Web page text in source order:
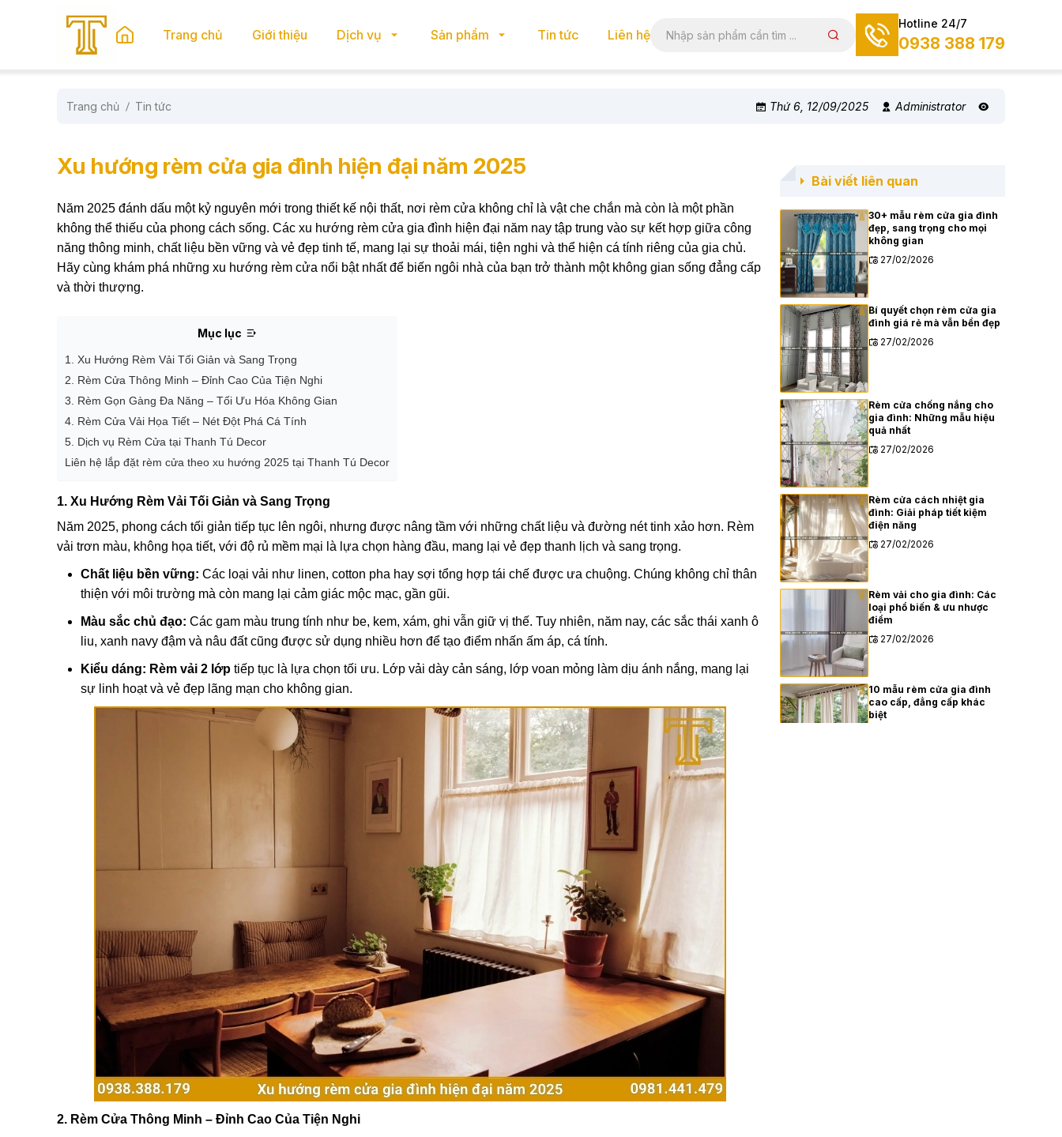
Trang chủ Giới thiệu Dịch vụ Sản phẩm Tin tức Liên hệ
Hotline 24/7
0938 388 179
Trang chủ Tin tức Thứ 6, 12/09/2025 Administrator
Xu hướng rèm cửa gia đình hiện đại năm 2025
Năm 2025 đánh dấu một kỷ nguyên mới trong thiết kế nội thất, nơi rèm cửa không chỉ là vật che chắn mà còn là một phần
không thể thiếu của phong cách sống. Các xu hướng rèm cửa gia đình hiện đại năm nay tập trung vào sự kết hợp giữa công
năng thông minh, chất liệu bền vững và vẻ đẹp tinh tế, mang lại sự thoải mái, tiện nghi và thể hiện cá tính riêng của gia chủ.
Hãy cùng khám phá những xu hướng rèm cửa nổi bật nhất để biến ngôi nhà của bạn trở thành một không gian sống đẳng cấp
và thời thượng.
Mục lục
1. Xu Hướng Rèm Vải Tối Giản và Sang Trọng
2. Rèm Cửa Thông Minh – Đỉnh Cao Của Tiện Nghi
3. Rèm Gọn Gàng Đa Năng – Tối Ưu Hóa Không Gian
4. Rèm Cửa Vải Họa Tiết – Nét Đột Phá Cá Tính
5. Dịch vụ Rèm Cửa tại Thanh Tú Decor
Liên hệ lắp đặt rèm cửa theo xu hướng 2025 tại Thanh Tú Decor
1. Xu Hướng Rèm Vải Tối Giản và Sang Trọng
Năm 2025, phong cách tối giản tiếp tục lên ngôi, nhưng được nâng tầm với những chất liệu và đường nét tinh xảo hơn. Rèm
vải trơn màu, không họa tiết, với độ rủ mềm mại là lựa chọn hàng đầu, mang lại vẻ đẹp thanh lịch và sang trọng.
Chất liệu bền vững: Các loại vải như linen, cotton pha hay sợi tổng hợp tái chế được ưa chuộng. Chúng không chỉ thân
thiện với môi trường mà còn mang lại cảm giác mộc mạc, gần gũi.
Màu sắc chủ đạo: Các gam màu trung tính như be, kem, xám, ghi vẫn giữ vị thế. Tuy nhiên, năm nay, các sắc thái xanh ô
liu, xanh navy đậm và nâu đất cũng được sử dụng nhiều hơn để tạo điểm nhấn ấm áp, cá tính.
Kiểu dáng: Rèm vải 2 lớp tiếp tục là lựa chọn tối ưu. Lớp vải dày cản sáng, lớp voan mỏng làm dịu ánh nắng, mang lại
sự linh hoạt và vẻ đẹp lãng mạn cho không gian.
2. Rèm Cửa Thông Minh – Đỉnh Cao Của Tiện Nghi
Bài viết liên quan
30+ mẫu rèm cửa gia đình
đẹp, sang trọng cho mọi
không gian
27/02/2026
Bí quyết chọn rèm cửa gia
đình giá rẻ mà vẫn bền đẹp
27/02/2026
Rèm cửa chống nắng cho
gia đình: Những mẫu hiệu
quả nhất
27/02/2026
Rèm cửa cách nhiệt gia
đình: Giải pháp tiết kiệm
điện năng
27/02/2026
Rèm vải cho gia đình: Các
loại phổ biến & ưu nhược
điểm
27/02/2026
10 mẫu rèm cửa gia đình
cao cấp, đẳng cấp khác
biệt